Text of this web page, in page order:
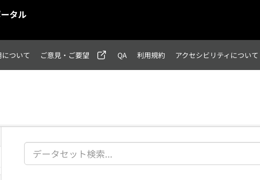
ついて ご意見・ご要望 QA 利用規約 アクセシビリティについて